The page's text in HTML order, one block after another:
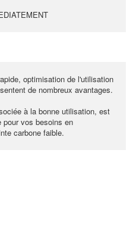
optimisation de l'utilisation
de nombreux avantages.
à la bonne utilisation, est
pour vos besoins en
carbone faible.